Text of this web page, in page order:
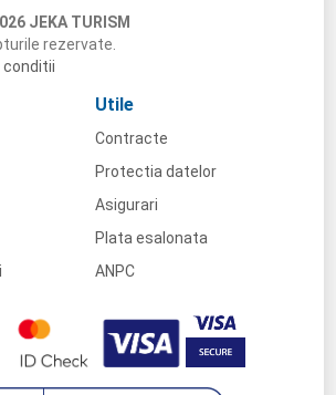
JEKA TURISM
rezervate.
conditii
Utile
Contracte
Protectia datelor
Asigurari
Plata esalonata
ANPC